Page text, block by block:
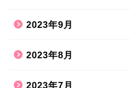
2023年9月
2023年8月
2023年7月